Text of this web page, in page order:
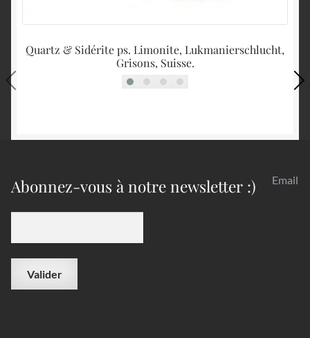
Quartz & Sidérite ps. Limonite, Lukmanierschlucht,
Grisons, Suisse.
Abonnez-vous à notre newsletter :) Email